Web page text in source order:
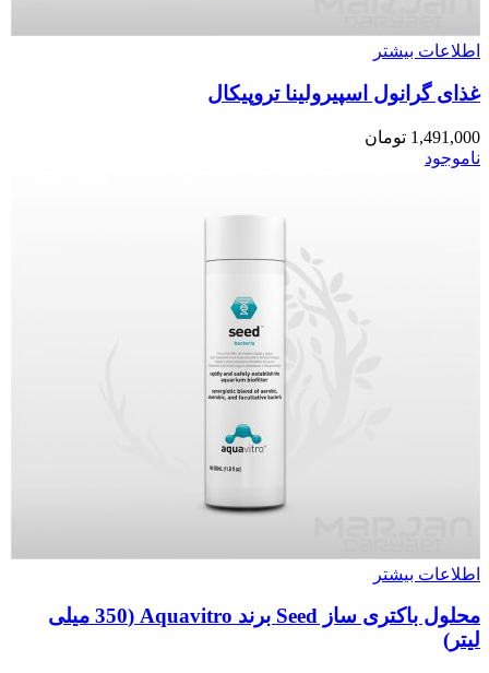
اطلاعات بیشتر
غذای گرانول اسپیرولینا تروپیکال
1,491,000 تومان
ناموجود
اطلاعات بیشتر
محلول باکتری ساز Seed برند Aquavitro (350 میلی
لیتر)